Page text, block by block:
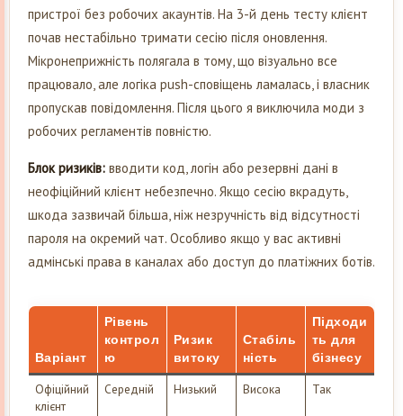
пристрої без робочих акаунтів. На 3-й день тесту клієнт
почав нестабільно тримати сесію після оновлення.
Мікронеприжність полягала в тому, що візуально все
працювало, але логіка push-сповіщень ламалась, і власник
пропускав повідомлення. Після цього я виключила моди з
робочих регламентів повністю.
Блок ризиків: вводити код, логін або резервні дані в
неофіційний клієнт небезпечно. Якщо сесію вкрадуть,
шкода зазвичай більша, ніж незручність від відсутності
пароля на окремий чат. Особливо якщо у вас активні
адмінські права в каналах або доступ до платіжних ботів.
Варіант
Рівень
контрол
ю
Ризик
витоку
Стабіль
ність
Підходи
ть для
бізнесу
Офіційний
клієнт
Середній Низький Висока Так